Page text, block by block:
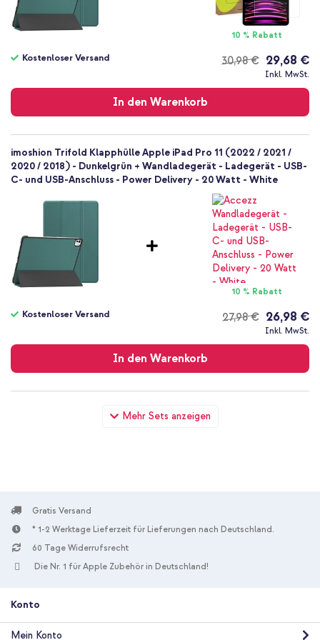
Mehr Sets anzeigen
10 % Rabatt
30,98 €
Kostenloser Versand 29,68 €
Inkl. MwSt.
In den Warenkorb
Versand
imoshion Trifold Klapphülle Apple iPad Pro 11 (2022 / 2021 /
2020 / 2018) - Dunkelgrün + Wandladegerät - Ladegerät - USB-
C- und USB-Anschluss - Power Delivery - 20 Watt - White
10 % Rabatt
27,98 €
Kostenloser Versand 26,98 €
Inkl. MwSt.
In den Warenkorb
Versand
imoshion Trifold Klapphülle Apple iPad Pro 11 (2022 / 2021 /
2020 / 2018) - Dunkelgrün + Pencil der 2. Generation (Geeignet
Kostenloser Versand
Versand
Gratis Versand
* 1-2 Werktage Lieferzeit für Lieferungen nach Deutschland.
60 Tage Widerrufsrecht
Die Nr. 1 für Apple Zubehör in Deutschland!
Konto
Mein Konto